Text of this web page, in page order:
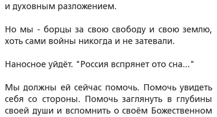
и духовным разложением.
Но мы - борцы за свою свободу и свою землю,
хоть сами войны никогда и не затевали.
Наносное уйдёт. "Россия вспрянет ото сна..."
Мы должны ей сейчас помочь. Помочь увидеть
себя со стороны. Помочь заглянуть в глубины
своей души и вспомнить о своём Божественном